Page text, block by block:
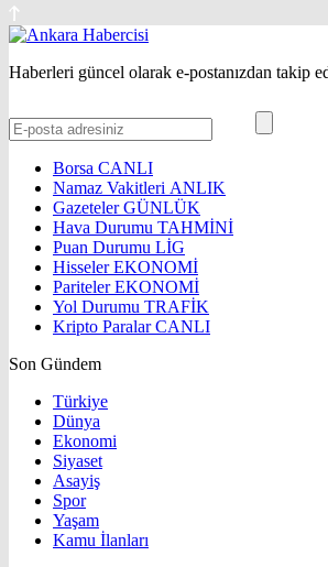
Haberleri güncel olarak e-postanızdan takip
Borsa CANLI
Namaz Vakitleri ANLIK
GazetelerGÜNLÜK
Hava Durumu TAHMİNİ
Puan Durumu LİG
HisselerEKONOMİ
ParitelerEKONOMİ
Yol Durumu TRAFİK
Kripto ParalarCANLI
Son Gündem
Türkiye
Dünya
Ekonomi
Siyaset
Asayiş
Spor
Yaşam
Kamu İlanları